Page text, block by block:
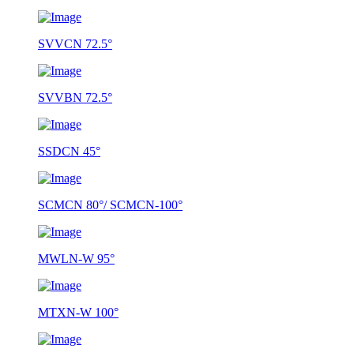
SVVCN 72.5°
SVVBN 72.5°
SSDCN 45°
SCMCN 80°/ SCMCN-100°
MWLN-W 95°
MTXN-W 100°